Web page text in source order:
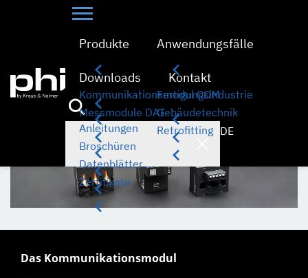
Produkte
Kommunikationsmodul COM
Messmodule DAT
Anwendungsfälle
Fertigungsindustrie
Gebäudetechnik
Retrofitting
Downloads
Anleitungen
Broschüren
Datenblätter
Zertifikate
Kontakt
DE
PHI BY KRAUS & NAIMER
Produkte
Das Kommunikationsmodul